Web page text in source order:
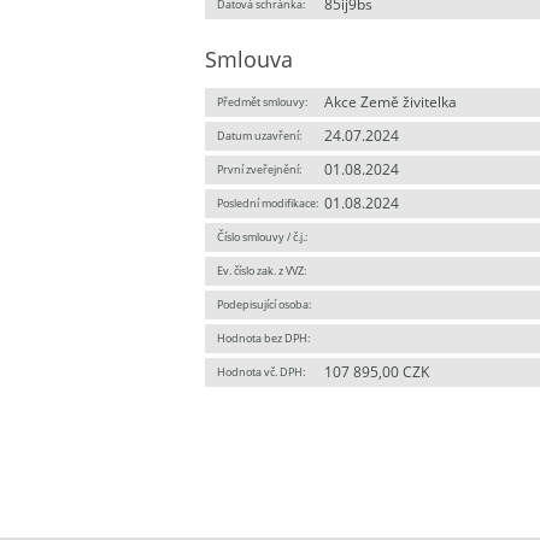
Datová schránka: 85ij9bs
Smlouva
Předmět smlouvy: Akce Země živitelka
Datum uzavření: 24.07.2024
První zveřejnění: 01.08.2024
Poslední modifikace: 01.08.2024
Číslo smlouvy / č.j.:
Ev. číslo zak. z VVZ:
Podepisující osoba:
Hodnota bez DPH:
Hodnota vč. DPH: 107 895,00 CZK